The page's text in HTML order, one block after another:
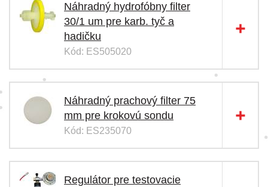
Náhradný hydrofóbny filter
30/1 um pre karb. tyč a
hadičku
Kód: ES505020
Náhradný prachový filter 75
mm pre krokovú sondu
Kód: ES235070
Regulátor pre testovacie